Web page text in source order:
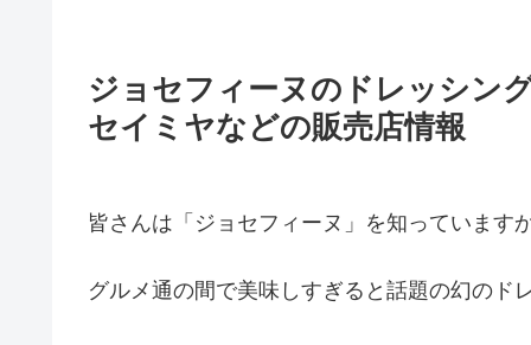
ジョセフィーヌのドレッシン
セイミヤなどの販売店情報
皆さんは「ジョセフィーヌ」を知っています
グルメ通の間で美味しすぎると話題の幻のド